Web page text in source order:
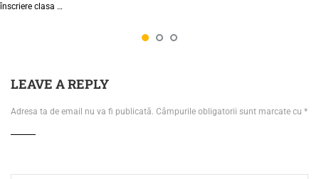
înscriere clasa …
LEAVE A REPLY
Adresa ta de email nu va fi publicată. Câmpurile obligatorii sunt marcate cu *